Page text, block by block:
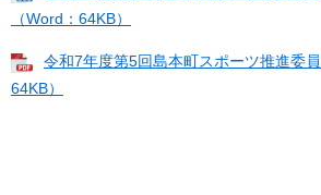
（Word：64KB）
令和7年度第5回島本町スポーツ推進委
64KB）